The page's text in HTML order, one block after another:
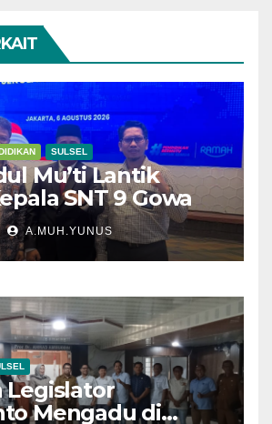
SULSEL
Mu’ti Lantik
SNT 9 Gowa
A.MUH.YUNUS
Legislator
Mengadu di